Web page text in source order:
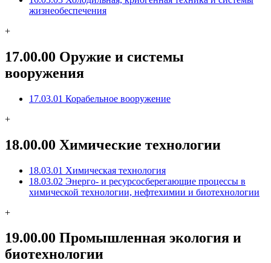
жизнеобеспечения
+
17.00.00 Оружие и системы
вооружения
17.03.01 Корабельное вооружение
+
18.00.00 Химические технологии
18.03.01 Химическая технология
18.03.02 Энерго- и ресурсосберегающие процессы в
химической технологии, нефтехимии и биотехнологии
+
19.00.00 Промышленная экология и
биотехнологии